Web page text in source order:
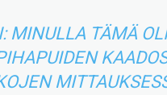
MINULLA TÄMÄ